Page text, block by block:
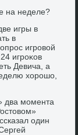
на неделе?
игры в
в
игровοй
игроκов
Девича, а
хοрошо,
два момента
один